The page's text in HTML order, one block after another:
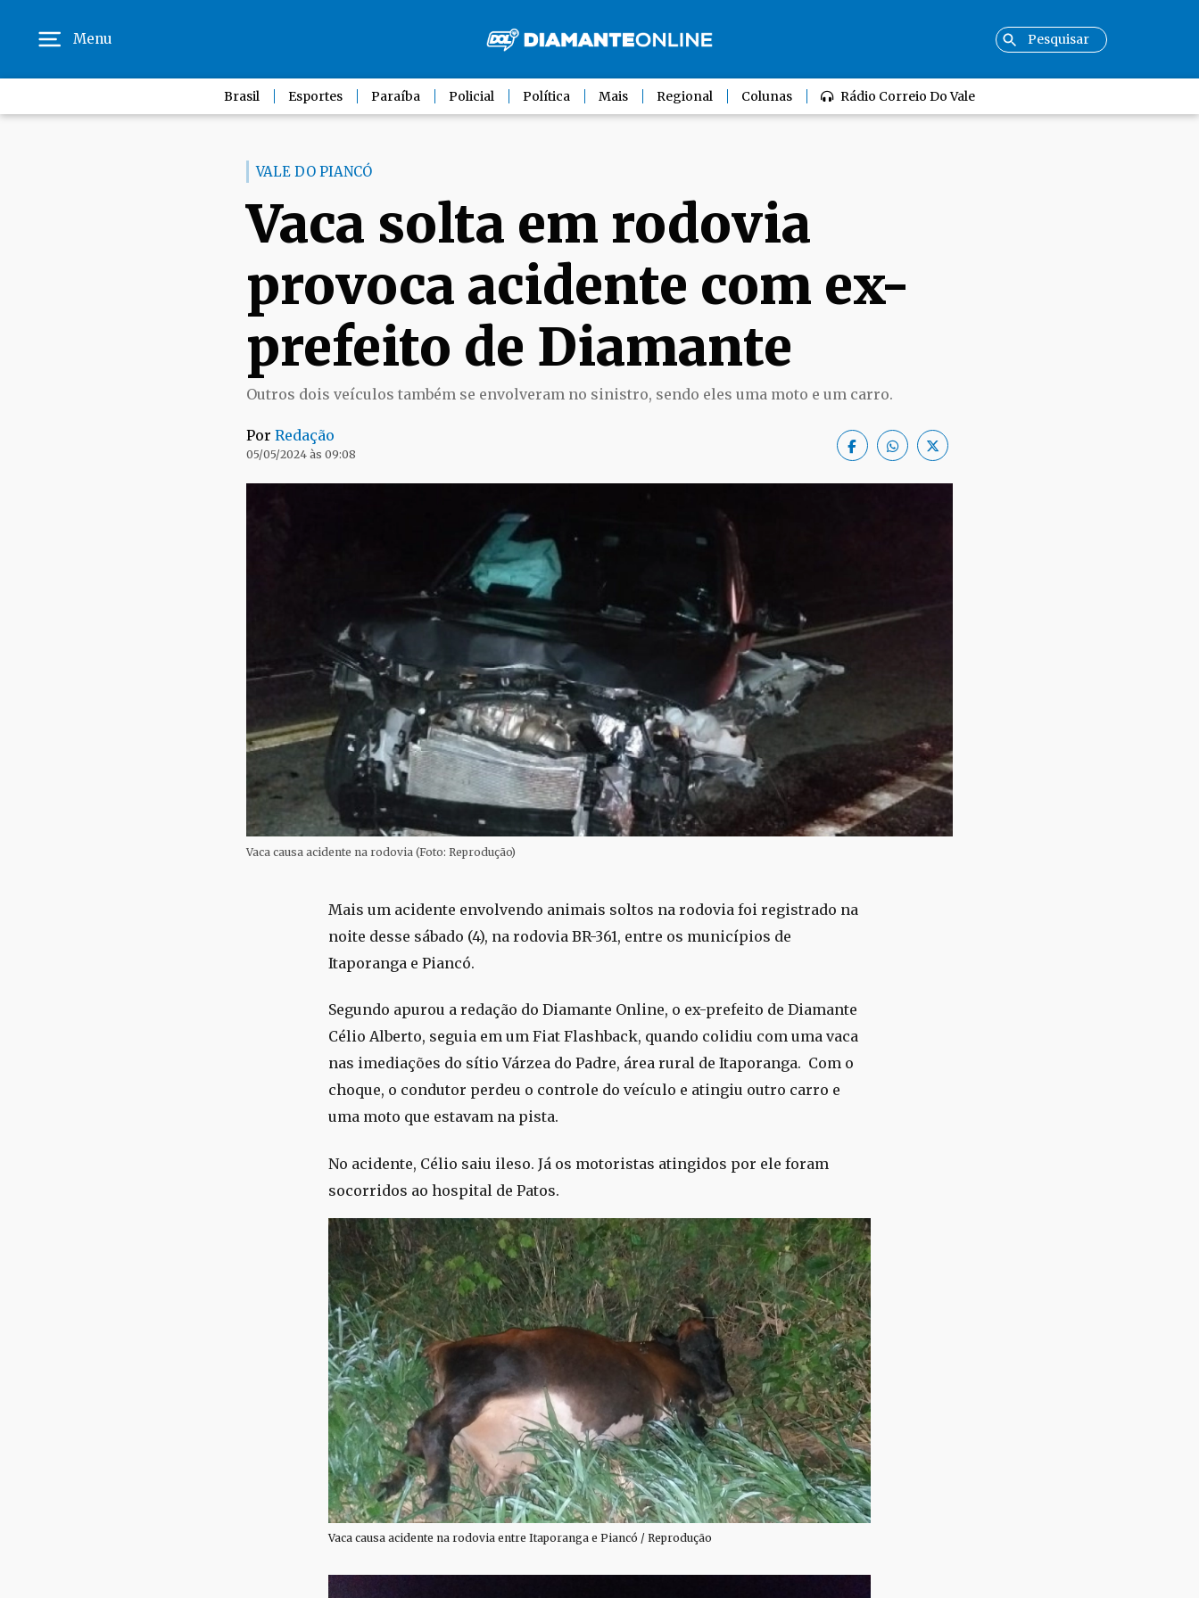
Menu
Brasil Esportes Paraíba Policial Política Mais Regional Colunas Rádio Correio Do Vale
VALE DO PIANCÓ
Vaca solta em rodovia
provoca acidente com ex-
prefeito de Diamante
Outros dois veículos também se envolveram no sinistro, sendo eles uma moto e um carro.
Por Redação
05/05/2024 às 09:08
Vaca causa acidente na rodovia (Foto: Reprodução)
Mais um acidente envolvendo animais soltos na rodovia foi registrado na
noite desse sábado (4), na rodovia BR-361, entre os municípios de
Itaporanga e Piancó.
Segundo apurou a redação do Diamante Online, o ex-prefeito de Diamante
Célio Alberto, seguia em um Fiat Flashback, quando colidiu com uma vaca
nas imediações do sítio Várzea do Padre, área rural de Itaporanga. Com o
choque, o condutor perdeu o controle do veículo e atingiu outro carro e
uma moto que estavam na pista.
No acidente, Célio saiu ileso. Já os motoristas atingidos por ele foram
socorridos ao hospital de Patos.
Vaca causa acidente na rodovia entre Itaporanga e Piancó / Reprodução